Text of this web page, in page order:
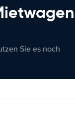
Sie es noch